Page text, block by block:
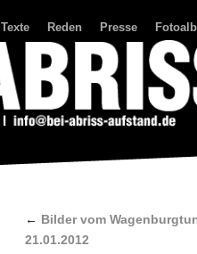
Texte Reden Presse
← Bilder vom
21.01.2012